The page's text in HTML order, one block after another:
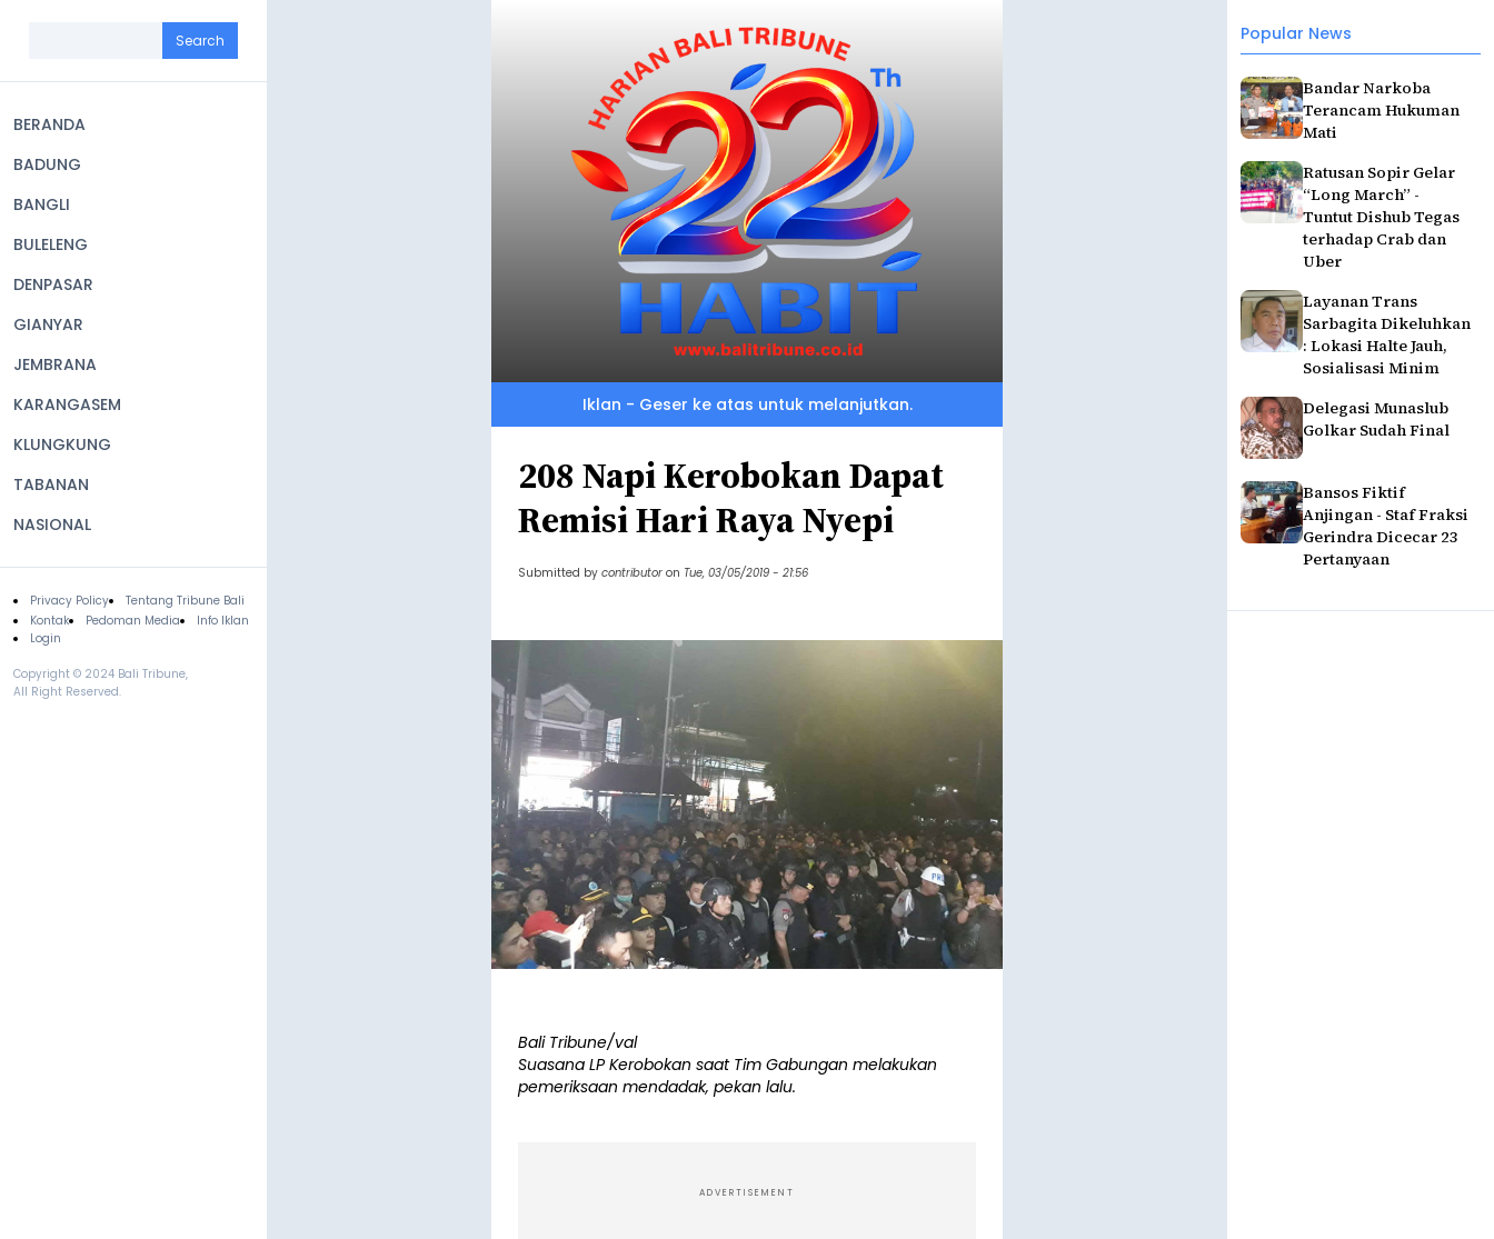
navigation
BERANDA
BADUNG
BANGLI
BULELENG
DENPASAR
GIANYAR
JEMBRANA
KARANGASEM
KLUNGKUNG
TABANAN
NASIONAL
Footer
Privacy Policy
Tentang Tribune Bali
Kontak
Pedoman Media
Info Iklan
Login
Copyright © 2024 Bali Tribune,
All Right Reserved.
Popular News
Bandar Narkoba
Terancam Hukuman
Mati
Ratusan Sopir Gelar
“Long March” -
Tuntut Dishub Tegas
terhadap Crab dan
Uber
Layanan Trans
Sarbagita Dikeluhkan
: Lokasi Halte Jauh,
Sosialisasi Minim
Delegasi Munaslub
Golkar Sudah Final
Bansos Fiktif
Anjingan - Staf Fraksi
Gerindra Dicecar 23
Pertanyaan
Iklan - Geser ke atas untuk melanjutkan.
208 Napi Kerobokan Dapat
Remisi Hari Raya Nyepi
Submitted by contributor on Tue, 03/05/2019 - 21:56
Bali Tribune/val
Suasana LP Kerobokan saat Tim Gabungan melakukan
pemeriksaan mendadak, pekan lalu.
ADVERTISEMENT